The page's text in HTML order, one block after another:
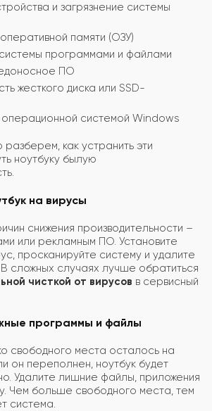
и загрязнение системы
памяти (ОЗУ)
программами и файлами
ПО
жесткого диска или SSD-
системой Windows
как устранить эти
ноутбуку былую
на вирусы
снижения производительности –
или рекламным ПО. Установите
просканируйте систему и удалите
сложных случаях лучше обратиться
чисткой от вирусов в сервисный
программы и файлы
свободного места осталось на
он переполнен, ноутбук будет
Удалите лишние файлы, приложения
Чем больше свободного места, тем
система.